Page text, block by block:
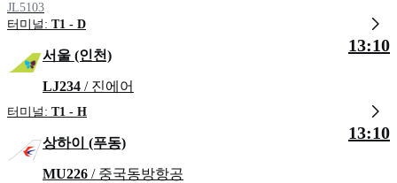
JL5103
터미널: T1 - D
서울 (인천)
LJ234 / 진에어
터미널: T1 - H
13:10
상하이 (푸동)
MU226 / 중국동방항공
13:10